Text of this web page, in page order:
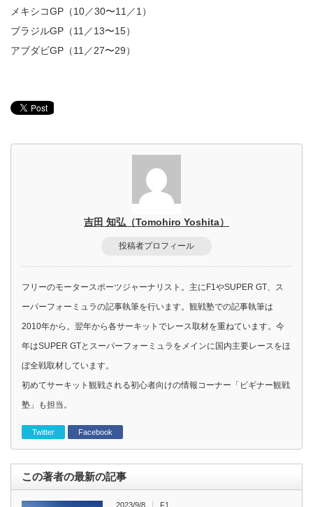
メキシコGP（10／30〜11／1）
ブラジルGP（11／13〜15）
アブダビGP（11／27〜29）
吉田 知弘（Tomohiro Yoshita）
投稿者プロフィール
フリーのモータースポーツジャーナリスト。主にF1やSUPER GT、ス
ーパーフォーミュラの記事執筆を行います。観戦塾での記事執筆は
2010年から。翌年から各サーキットでレース取材を重ねています。今
年はSUPER GTとスーパーフォーミュラをメインに国内主要レースをほ
ぼ全戦取材しています。
初めてサーキット観戦される初心者向けの情報コーナー「ビギナー観戦
塾」も担当。
Twitter Facebook
この著者の最新の記事
2023/9/8 F1